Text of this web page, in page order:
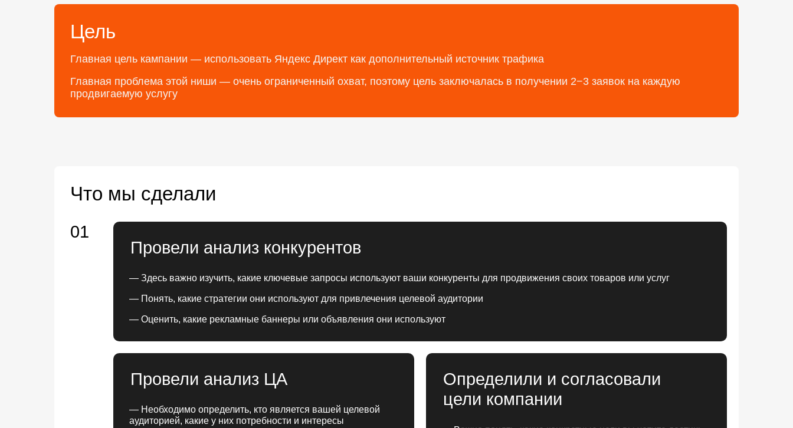
Главная цель кампании — использовать Яндекс Директ как дополнительный источник трафика
Цель
Главная проблема этой ниши — очень ограниченный охват, поэтому цель заключалась в получении 2−3 заявок на каждую
продвигаемую услугу
Что мы сделали
— Здесь важно изучить, какие ключевые запросы используют ваши конкуренты для продвижения своих товаров или услуг
Провели анализ конкурентов
01
— Понять, какие стратегии они используют для привлечения целевой аудитории
— Оценить, какие рекламные баннеры или объявления они используют
— Необходимо определить, кто является вашей целевой
аудиторией, какие у них потребности и интересы
Провели анализ ЦА
Определили и согласовали
цели компании